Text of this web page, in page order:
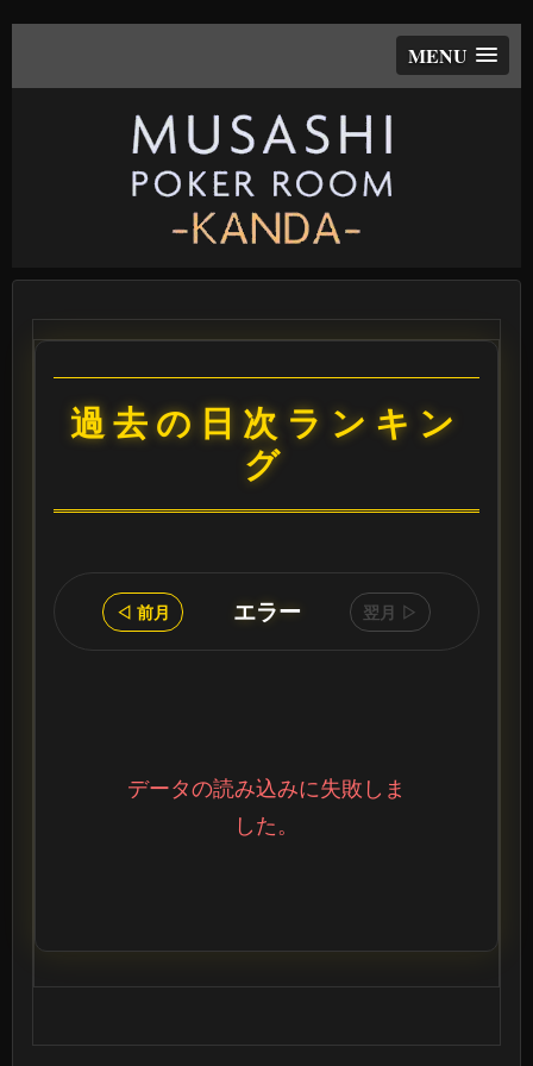
MENU
過去の日次ランキン
グ
◁ 前月 エラー 翌月 ▷
データの読み込みに失敗しま
した。